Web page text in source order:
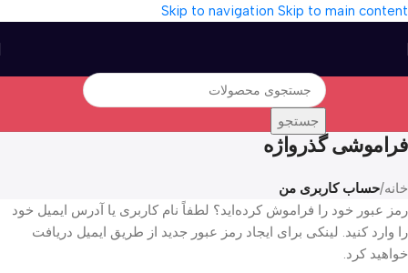
Skip to navigation Skip to main content
جستجو
فراموشی گذرواژه
خانه/حساب کاربری من
رمز عبور خود را فراموش کرده‌اید؟ لطفاً نام کاربری یا آدرس ایمیل خود
را وارد کنید. لینکی برای ایجاد رمز عبور جدید از طریق ایمیل دریافت
خواهید کرد.